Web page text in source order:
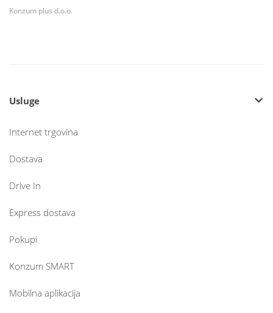
Konzum plus d.o.o.
Usluge
Internet trgovina
Dostava
Drive In
Express dostava
Pokupi
Konzum SMART
Mobilna aplikacija